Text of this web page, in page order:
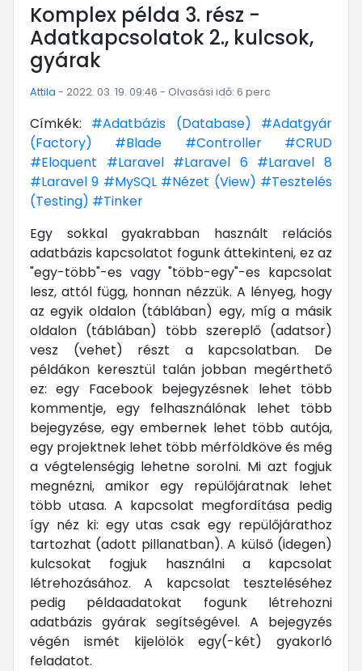
Komplex példa 3. rész -
Adatkapcsolatok 2., kulcsok,
gyárak
Attila - 2022. 03. 19. 09:46 - Olvasási idő: 6 perc
Címkék: #Adatbázis (Database)
#Adatgyár
(Factory)
#Blade #Controller
#CRUD
#Eloquent
#Laravel #Laravel 6 #Laravel 8
#Laravel 9 #MySQL #Nézet (View) #Tesztelés
(Testing) #Tinker
Egy sokkal gyakrabban használt relációs
adatbázis kapcsolatot fogunk áttekinteni, ez az
"egy-több"-es vagy "több-egy"-es kapcsolat
lesz, attól függ, honnan nézzük. A lényeg, hogy
az egyik oldalon (táblában) egy, míg a másik
oldalon (táblában) több szereplő (adatsor)
vesz (vehet) részt a kapcsolatban. De
példákon keresztül talán jobban megérthető
ez: egy Facebook bejegyzésnek lehet több
kommentje, egy felhasználónak lehet több
bejegyzése, egy embernek lehet több autója,
egy projektnek lehet több mérföldköve és még
a végtelenségig lehetne sorolni. Mi azt fogjuk
megnézni, amikor egy repülőjáratnak lehet
több utasa. A kapcsolat megfordítása pedig
így néz ki: egy utas csak egy repülőjárathoz
tartozhat (adott pillanatban). A külső (idegen)
kulcsokat fogjuk használni a kapcsolat
létrehozásához. A kapcsolat teszteléséhez
pedig példaadatokat fogunk létrehozni
adatbázis gyárak segítségével. A bejegyzés
végén ismét kijelölök egy(-két) gyakorló
feladatot.